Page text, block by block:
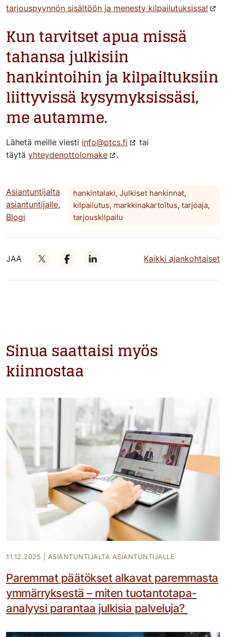
tarjouspyynnön sisältöön ja menesty kilpailutuksissa!
Kun tarvitset apua missä
tahansa julkisiin
hankintoihin ja kilpailtuksiin
liittyvissä kysymyksissäsi,
me autamme.
Lähetä meille viesti info@ptcs.fi
tai
täytä yhteydenottolomake .
Asiantuntijalta
asiantuntijalle,
Blogi
hankintalaki,Julkiset hankinnat,
kilpailutus, markkinakartoitus,tarjoaja,
tarjouskilpailu
JAA Kaikki ajankohtaiset
Sinua saattaisi myös
kiinnostaa
11.12.2025 ASIANTUNTIJALTA ASIANTUNTIJALLE
Paremmat päätökset alkavat paremmasta
ymmärryksestä – miten tuotantotapa-
analyysi parantaa julkisia palveluja?